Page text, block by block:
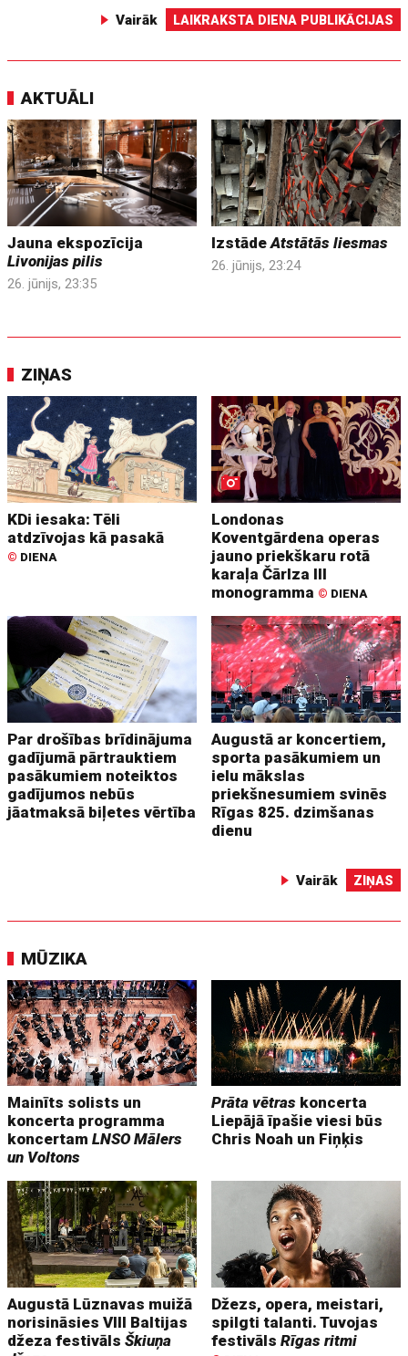
Vairāk LAIKRAKSTA DIENA PUBLIKĀCIJAS
AKTUĀLI
Jauna ekspozīcija
Livonijas pilis
26. jūnijs, 23:35
IzstādeAtstātās liesmas
26. jūnijs, 23:24
ZIŅAS
KDi iesaka: Tēli
atdzīvojas kā pasakā
© DIENA
Londonas
Koventgārdena operas
jauno priekškaru rotā
karaļa Čārlza III
monogramma © DIENA
Par drošības brīdinājuma
gadījumā pārtrauktiem
pasākumiem noteiktos
gadījumos nebūs
jāatmaksā biļetes vērtība
Augustā ar koncertiem,
sporta pasākumiem un
ielu mākslas
priekšnesumiem svinēs
Rīgas 825. dzimšanas
dienu
Vairāk ZIŅAS
MŪZIKA
Mainīts solists un
koncerta programma
koncertamLNSO Mālers
un Voltons
Prāta vētras koncerta
Liepājā īpašie viesi būs
Chris Noah un Fiņķis
Augustā Lūznavas muižā
norisināsies VIII Baltijas
džeza festivālsŠkiuņa
Džezs, opera, meistari,
spilgti talanti. Tuvojas
festivālsRīgas ritmi